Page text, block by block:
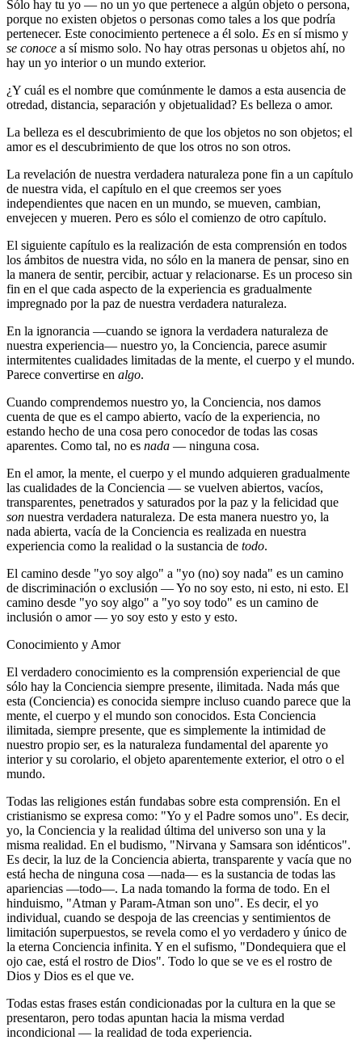
Sólo hay tu yo ― no un yo que pertenece a algún objeto o persona,
porque no existen objetos o personas como tales a los que podría
pertenecer. Este conocimiento pertenece a él solo. Es en sí mismo y
se conoce a sí mismo solo. No hay otras personas u objetos ahí, no
hay un yo interior o un mundo exterior.
¿Y cuál es el nombre que comúnmente le damos a esta ausencia de
otredad, distancia, separación y objetualidad? Es belleza o amor.
La belleza es el descubrimiento de que los objetos no son objetos; el
amor es el descubrimiento de que los otros no son otros.
La revelación de nuestra verdadera naturaleza pone fin a un capítulo
de nuestra vida, el capítulo en el que creemos ser yoes
independientes que nacen en un mundo, se mueven, cambian,
envejecen y mueren. Pero es sólo el comienzo de otro capítulo.
El siguiente capítulo es la realización de esta comprensión en todos
los ámbitos de nuestra vida, no sólo en la manera de pensar, sino en
la manera de sentir, percibir, actuar y relacionarse. Es un proceso sin
fin en el que cada aspecto de la experiencia es gradualmente
impregnado por la paz de nuestra verdadera naturaleza.
En la ignorancia ―cuando se ignora la verdadera naturaleza de
nuestra experiencia― nuestro yo, la Conciencia, parece asumir
intermitentes cualidades limitadas de la mente, el cuerpo y el mundo.
Parece convertirse en algo.
Cuando comprendemos nuestro yo, la Conciencia, nos damos
cuenta de que es el campo abierto, vacío de la experiencia, no
estando hecho de una cosa pero conocedor de todas las cosas
aparentes. Como tal, no es nada ― ninguna cosa.
En el amor, la mente, el cuerpo y el mundo adquieren gradualmente
las cualidades de la Conciencia ― se vuelven abiertos, vacíos,
transparentes, penetrados y saturados por la paz y la felicidad que
son nuestra verdadera naturaleza. De esta manera nuestro yo, la
nada abierta, vacía de la Conciencia es realizada en nuestra
experiencia como la realidad o la sustancia de todo.
El camino desde "yo soy algo" a "yo (no) soy nada" es un camino
de discriminación o exclusión ― Yo no soy esto, ni esto, ni esto. El
camino desde "yo soy algo" a "yo soy todo" es un camino de
inclusión o amor ― yo soy esto y esto y esto.
Conocimiento y Amor
El verdadero conocimiento es la comprensión experiencial de que
sólo hay la Conciencia siempre presente, ilimitada. Nada más que
esta (Conciencia) es conocida siempre incluso cuando parece que la
mente, el cuerpo y el mundo son conocidos. Esta Conciencia
ilimitada, siempre presente, que es simplemente la intimidad de
nuestro propio ser, es la naturaleza fundamental del aparente yo
interior y su corolario, el objeto aparentemente exterior, el otro o el
mundo.
Todas las religiones están fundabas sobre esta comprensión. En el
cristianismo se expresa como: "Yo y el Padre somos uno". Es decir,
yo, la Conciencia y la realidad última del universo son una y la
misma realidad. En el budismo, "Nirvana y Samsara son idénticos".
Es decir, la luz de la Conciencia abierta, transparente y vacía que no
está hecha de ninguna cosa ―nada― es la sustancia de todas las
apariencias ―todo―. La nada tomando la forma de todo. En el
hinduismo, "Atman y Param-Atman son uno". Es decir, el yo
individual, cuando se despoja de las creencias y sentimientos de
limitación superpuestos, se revela como el yo verdadero y único de
la eterna Conciencia infinita. Y en el sufismo, "Dondequiera que el
ojo cae, está el rostro de Dios". Todo lo que se ve es el rostro de
Dios y Dios es el que ve.
Todas estas frases están condicionadas por la cultura en la que se
presentaron, pero todas apuntan hacia la misma verdad
incondicional ― la realidad de toda experiencia.